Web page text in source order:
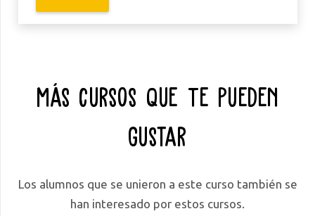
Más Cursos Que Te Pueden
Gustar
Los alumnos que se unieron a este curso también se
han interesado por estos cursos.